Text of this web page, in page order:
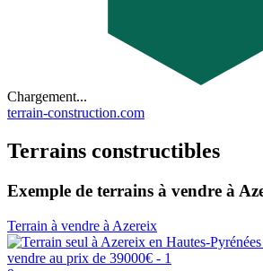
Chargement...
terrain-construction.com
Terrains constructibles
Exemple de terrains à vendre à
Terrain à vendre à Azereix